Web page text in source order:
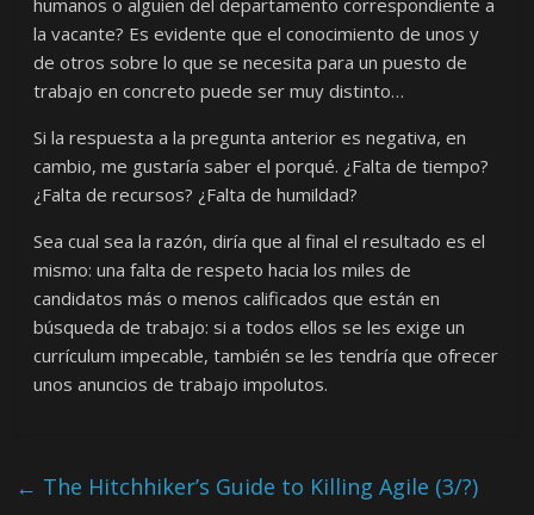
humanos o alguien del departamento correspondiente a
la vacante? Es evidente que el conocimiento de unos y
de otros sobre lo que se necesita para un puesto de
trabajo en concreto puede ser muy distinto…
Si la respuesta a la pregunta anterior es negativa, en
cambio, me gustaría saber el porqué. ¿Falta de tiempo?
¿Falta de recursos? ¿Falta de humildad?
Sea cual sea la razón, diría que al final el resultado es el
mismo: una falta de respeto hacia los miles de
candidatos más o menos calificados que están en
búsqueda de trabajo: si a todos ellos se les exige un
currículum impecable, también se les tendría que ofrecer
unos anuncios de trabajo impolutos.
← The Hitchhiker’s Guide to Killing Agile (3/?)